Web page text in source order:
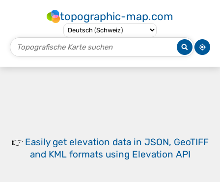
topographic-map.com
👉 Easily get elevation data in JSON, GeoTIFF
and KML formats using Elevation API